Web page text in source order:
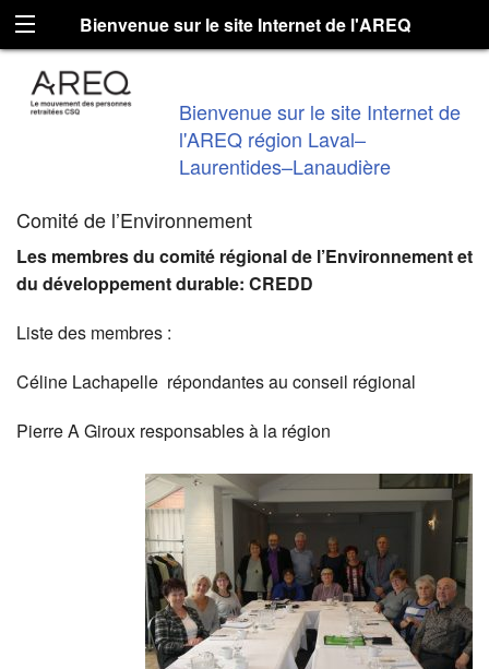
Bienvenue sur le site Internet de l'AREQ
région Laval–Laurentides–Lanaudière
Bienvenue sur le site Internet de
l'AREQ région Laval–
Laurentides–Lanaudière
Comité de l’Environnement
Les membres du comité régional de l’Environnement et
du développement durable: CREDD
Liste des membres :
Céline Lachapelle répondantes au conseil régional
Pierre A Giroux responsables à la région